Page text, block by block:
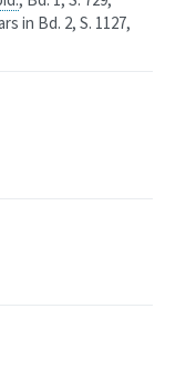
in Bd. 2, S. 1127,